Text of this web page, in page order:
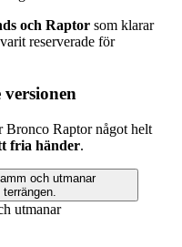
och Raptor som klarar
reserverade för
Bronco Raptor något helt
fria händer.
utmanar